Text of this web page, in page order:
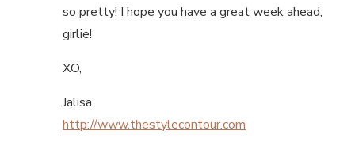
so pretty! I hope you have a great week ahead,
girlie!
XO,
Jalisa
http://www.thestylecontour.com